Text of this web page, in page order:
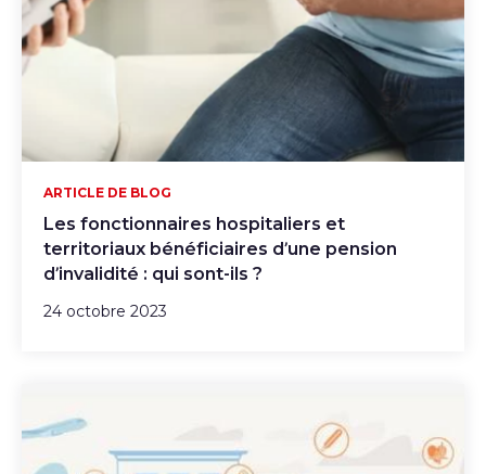
Les fonctionnaires hospitaliers et
territoriaux bénéficiaires d’une pension
d’invalidité : qui sont-ils ?
ARTICLE DE BLOG
24 octobre 2023